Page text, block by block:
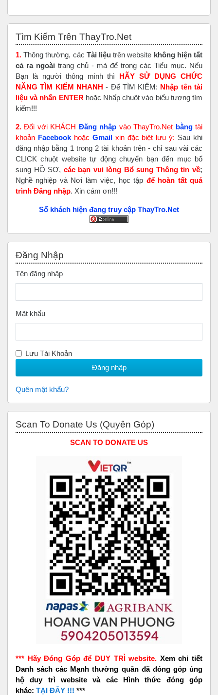
Tìm Kiếm Trên ThayTro.Net
1. Thông thường, các Tài liệu trên website không hiện tất
cả ra ngoài trang chủ - mà để trong các Tiểu mục. Nếu
Bạn là người thông minh thì HÃY SỬ DỤNG CHỨC
NĂNG TÌM KIẾM NHANH - Để TÌM KIẾM: Nhập tên tài
liệu và nhấn ENTER hoặc Nhấp chuột vào biểu tượng tìm
kiếm!!!
2. Đối với KHÁCH Đăng nhập vào ThayTro.Net bằngtài
khoản Facebook hoặc Gmailxin đặc biệt lưu ý: Sau khi
đăng nhập bằng 1 trong 2 tài khoản trên - chỉ sau vài các
CLICK chuột website tự động chuyển bạn đến mục bổ
sung HỒ SƠ, các bạn vui lòng Bổ sung Thông tin về;
Nghề nghiệp và Nơi làm việc, học tập để hoàn tấtquá
trình Đăng nhập. Xin cảm ơn!!!
Số khách hiện đang truy cập ThayTro.Net
Đăng Nhập
Tên đăng nhập
Mật khẩu
Lưu Tài Khoản
Quên mật khẩu?
Scan To Donate Us (Quyên Góp)
SCAN TO DONATE US
*** Hãy Đóng Góp để DUY TRÌ website. Xem chi tiết
Danh sách các Mạnh thường quân đã đóng góp ủng
hộ duy trì website và các Hình thức đóng góp
khác: TẠI ĐÂY !!! ***